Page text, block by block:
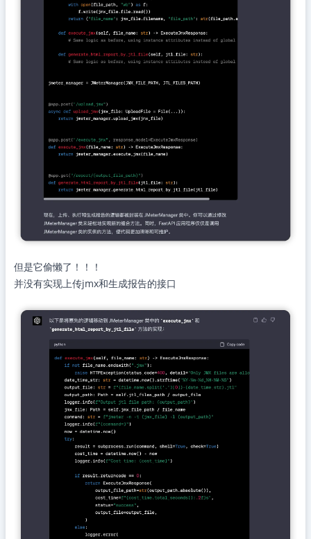
但是它偷懒了！！！
并没有实现上传jmx和生成报告的接口